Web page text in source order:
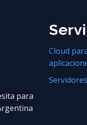
para
Cloud